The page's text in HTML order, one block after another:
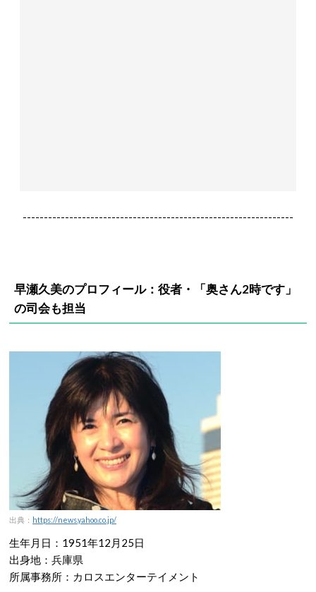
----------------------------------------------------------------
早瀬久美のプロフィール：役者・「奥さん2時です」
の司会も担当
出典： https://news.yahoo.co.jp/
生年月日：1951年12月25日
出身地：兵庫県
所属事務所：カロスエンターテイメント